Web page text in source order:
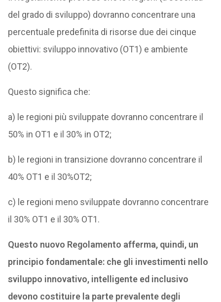
del grado di sviluppo) dovranno concentrare una
percentuale predefinita di risorse due dei cinque
obiettivi: sviluppo innovativo (OT1) e ambiente
(OT2).
Questo significa che:
a) le regioni più sviluppate dovranno concentrare il
50% in OT1 e il 30% in OT2;
b) le regioni in transizione dovranno concentrare il
40% OT1 e il 30%OT2;
c) le regioni meno sviluppate dovranno concentrare
il 30% OT1 e il 30% OT1.
Questo nuovo Regolamento afferma, quindi, un
principio fondamentale: che gli investimenti nello
sviluppo innovativo, intelligente ed inclusivo
devono costituire la parte prevalente degli